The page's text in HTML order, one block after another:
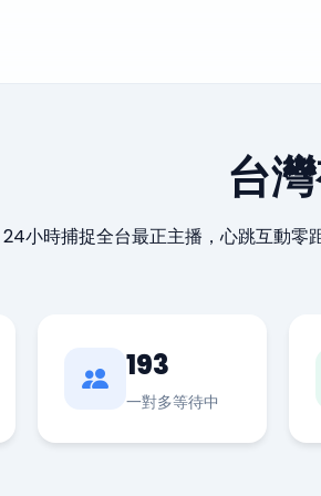
台
24小時捕捉全台最正主播，心跳互動零
193
一對多等待中